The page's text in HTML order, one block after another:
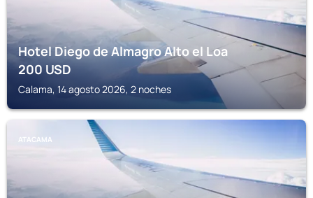
Hotel Diego de Almagro Alto el Loa
200USD
Calama, 14 agosto 2026, 2 noches
ATACAMA